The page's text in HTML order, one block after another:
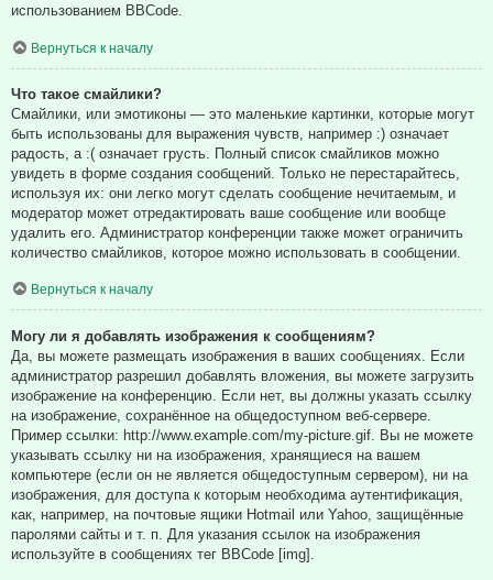
использованием BBCode.
Вернуться к началу
Что такое смайлики?
Смайлики, или эмотиконы — это маленькие картинки, которые могут
быть использованы для выражения чувств, например :) означает
радость, а :( означает грусть. Полный список смайликов можно
увидеть в форме создания сообщений. Только не перестарайтесь,
используя их: они легко могут сделать сообщение нечитаемым, и
модератор может отредактировать ваше сообщение или вообще
удалить его. Администратор конференции также может ограничить
количество смайликов, которое можно использовать в сообщении.
Вернуться к началу
Могу ли я добавлять изображения к сообщениям?
Да, вы можете размещать изображения в ваших сообщениях. Если
администратор разрешил добавлять вложения, вы можете загрузить
изображение на конференцию. Если нет, вы должны указать ссылку
на изображение, сохранённое на общедоступном веб-сервере.
Пример ссылки: http://www.example.com/my-picture.gif. Вы не можете
указывать ссылку ни на изображения, хранящиеся на вашем
компьютере (если он не является общедоступным сервером), ни на
изображения, для доступа к которым необходима аутентификация,
как, например, на почтовые ящики Hotmail или Yahoo, защищённые
паролями сайты и т. п. Для указания ссылок на изображения
используйте в сообщениях тег BBCode [img].